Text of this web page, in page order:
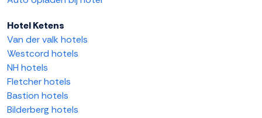
Hotel Ketens
Van der valk hotels
Westcord hotels
NH hotels
Fletcher hotels
Bastion hotels
Bilderberg hotels